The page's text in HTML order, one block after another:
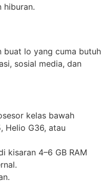
hiburan.
buat lo yang cuma butuh
sosial media, dan
kelas bawah
Helio G36, atau
kisaran 4–6 GB RAM